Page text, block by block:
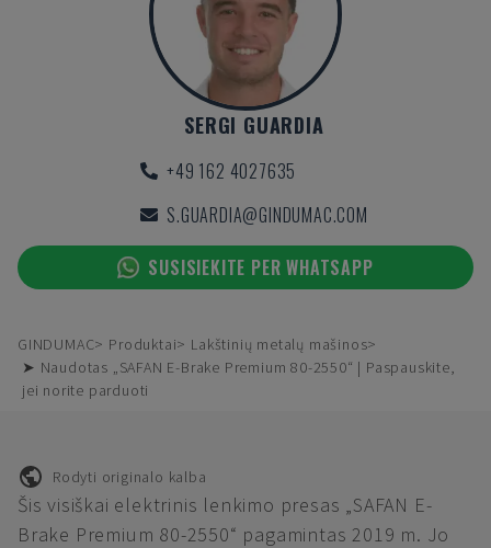
SERGI GUARDIA
+49 162 4027635
S.GUARDIA@GINDUMAC.COM
SUSISIEKITE PER WHATSAPP
GINDUMAC Produktai
Lakštinių metalų mašinos
➤ Naudotas „SAFAN E-Brake Premium 80-2550“ | Paspauskite,
jei norite parduoti
Rodyti originalo kalba
Šis visiškai elektrinis lenkimo presas „SAFAN E-
Brake Premium 80-2550“ pagamintas 2019 m. Jo